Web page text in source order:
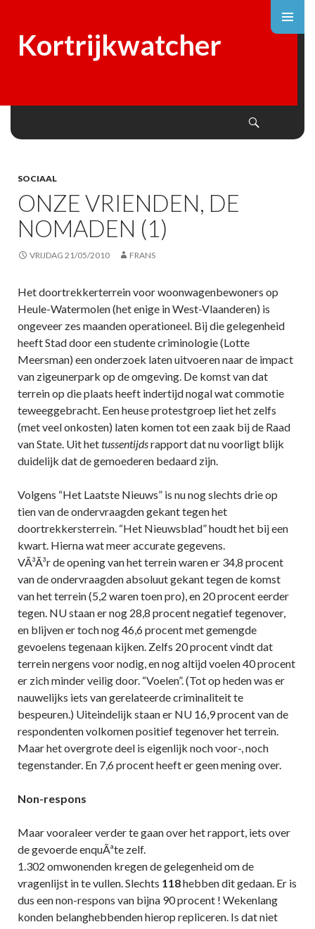
Kortrijkwatcher
SOCIAAL
ONZE VRIENDEN, DE
NOMADEN (1)
VRIJDAG 21/05/2010 FRANS
Het doortrekkerterrein voor woonwagenbewoners op
Heule-Watermolen (het enige in West-Vlaanderen) is
ongeveer zes maanden operationeel. Bij die gelegenheid
heeft Stad door een studente criminologie (Lotte
Meersman) een onderzoek laten uitvoeren naar de impact
van zigeunerpark op de omgeving. De komst van dat
terrein op die plaats heeft indertijd nogal wat commotie
teweeggebracht. Een heuse protestgroep liet het zelfs
(met veel onkosten) laten komen tot een zaak bij de Raad
van State. Uit hettussentijdsrapport dat nu voorligt blijk
duidelijk dat de gemoederen bedaard zijn.
Volgens “Het Laatste Nieuws” is nu nog slechts drie op
tien van de ondervraagden gekant tegen het
doortrekkersterrein. “Het Nieuwsblad” houdt het bij een
kwart. Hierna wat meer accurate gegevens.
VÃ³Ã³r de opening van het terrein waren er 34,8 procent
van de ondervraagden absoluut gekant tegen de komst
van het terrein (5,2 waren toen pro), en 20 procent eerder
tegen. NU staan er nog 28,8 procent negatief tegenover,
en blijven er toch nog 46,6 procent met gemengde
gevoelens tegenaan kijken. Zelfs 20 procent vindt dat
terrein nergens voor nodig, en nog altijd voelen 40 procent
er zich minder veilig door. “Voelen”. (Tot op heden was er
nauwelijks iets van gerelateerde criminaliteit te
bespeuren.) Uiteindelijk staan er NU 16,9 procent van de
respondenten volkomen positief tegenover het terrein.
Maar het overgrote deel is eigenlijk noch voor-, noch
tegenstander. En 7,6 procent heeft er geen mening over.
Non-respons
Maar vooraleer verder te gaan over het rapport, iets over
de gevoerde enquÃªte zelf.
1.302 omwonenden kregen de gelegenheid om de
vragenlijst in te vullen. Slechts 118hebben dit gedaan. Er is
dus een non-respons van bijna 90 procent ! Wekenlang
konden belanghebbenden hierop repliceren. Is dat niet